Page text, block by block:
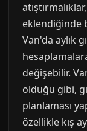
eklendiğinde
Van'da aylık
değişebilir.
olduğu gibi,
planlaması
özellikle kış